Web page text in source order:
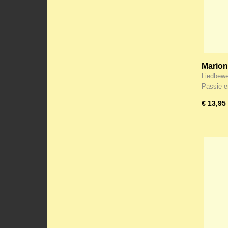
het
en
Passie
€ 13,95